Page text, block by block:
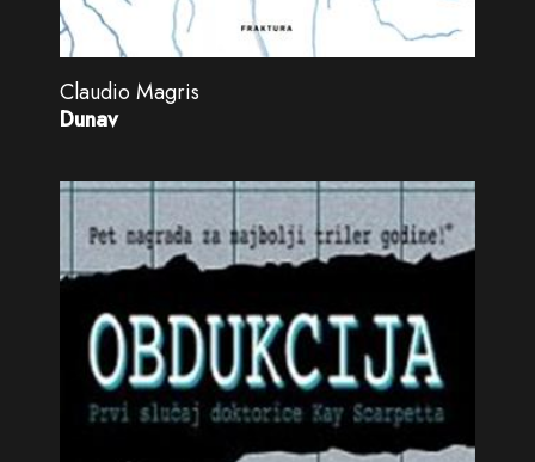
Claudio Magris
Dunav